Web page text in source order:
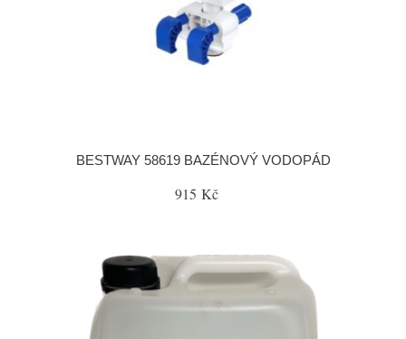
BESTWAY 58619 BAZÉNOVÝ VODOPÁD
915 Kč